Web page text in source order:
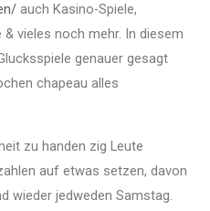
auch Kasino-Spiele,
vieles noch mehr. In diesem
genauer gesagt
chapeau alles
zu handen zig Leute
auf etwas setzen, davon
wieder jedweden Samstag.